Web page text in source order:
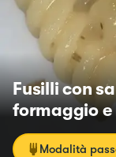
Fusilli con
formaggio
Modalità